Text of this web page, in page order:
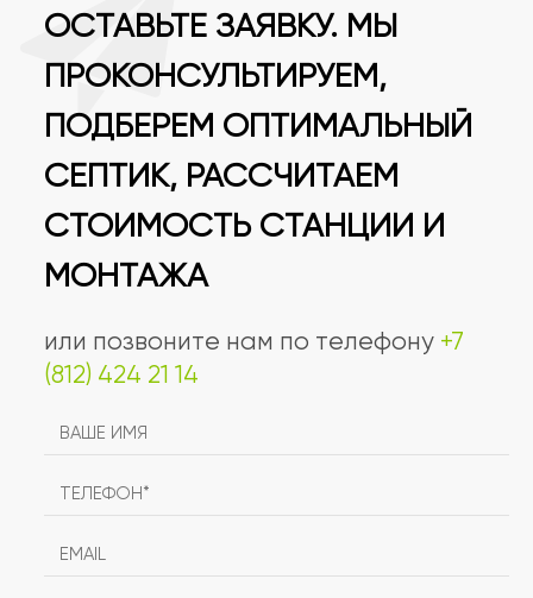
ОСТАВЬТЕ ЗАЯВКУ. МЫ
ПРОКОНСУЛЬТИРУЕМ,
ПОДБЕРЕМ ОПТИМАЛЬНЫЙ
СЕПТИК, РАССЧИТАЕМ
СТОИМОСТЬ СТАНЦИИ И
МОНТАЖА
или позвоните нам по телефону +7
(812) 424 21 14